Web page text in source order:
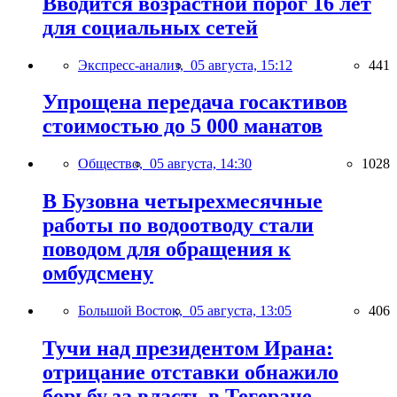
для социальных сетей
Экспресс-анализ, 05 августа, 15:12 441
Упрощена передача госактивов
стоимостью до 5 000 манатов
Общество, 05 августа, 14:30 1028
В Бузовна четырехмесячные
работы по водоотводу стали
поводом для обращения к
омбудсмену
Большой Восток, 05 августа, 13:05 406
Тучи над президентом Ирана:
отрицание отставки обнажило